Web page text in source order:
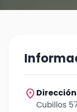
location_on Dirección
Cubillos